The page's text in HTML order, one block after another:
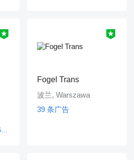
Fogel Trans
波兰, Warszawa
39 条广告